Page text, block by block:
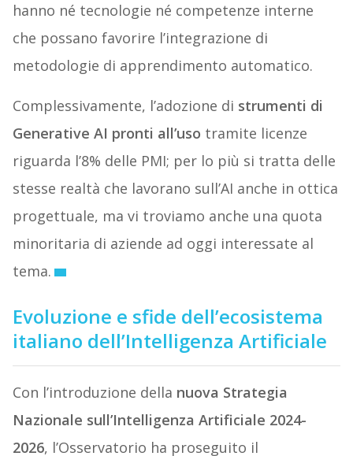
hanno né tecnologie né competenze interne
che possano favorire l’integrazione di
metodologie di apprendimento automatico.
Complessivamente, l’adozione di strumenti di
Generative AI pronti all’uso tramite licenze
riguarda l’8% delle PMI; per lo più si tratta delle
stesse realtà che lavorano sull’AI anche in ottica
progettuale, ma vi troviamo anche una quota
minoritaria di aziende ad oggi interessate al
tema.
Evoluzione e sfide dell’ecosistema
italiano dell’Intelligenza Artificiale
Con l’introduzione della nuova Strategia
Nazionale sull’Intelligenza Artificiale 2024-
2026, l’Osservatorio ha proseguito il